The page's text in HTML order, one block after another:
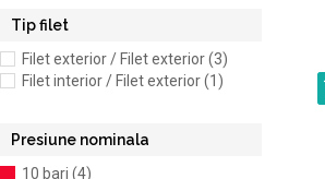
Tip filet
Filet exterior / Filet exterior (3)
Filet interior / Filet exterior (1)
Presiune nominala
10 bari (4)